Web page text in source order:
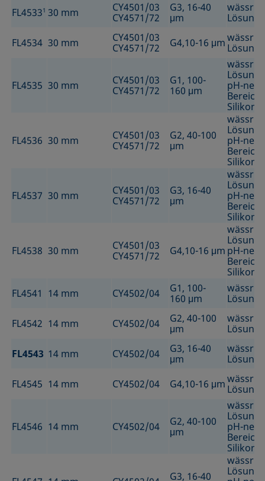
FL45331 30 mm
CY4501/03
CY4571/72
G3, 16-40
μm
FL4534 30 mm
CY4501/03
CY4571/72
G4,10-16 μm
FL4535 30 mm
CY4501/03
CY4571/72
G1, 100-
160 μm
pH-
Bereich
Silikonöl
FL4536 30 mm
CY4501/03
CY4571/72
G2, 40-100
μm
pH-
Bereich
Silikonöl
FL4537 30 mm
CY4501/03
CY4571/72
G3, 16-40
μm
pH-
Bereich
Silikonöl
FL4538 30 mm
CY4501/03
CY4571/72
G4,10-16 μm pH-
Bereich
Silikonöl
FL4541 14 mm CY4502/04
G1, 100-
160 μm
FL4542 14 mm CY4502/04
G2, 40-100
μm
FL4543 14 mm CY4502/04
G3, 16-40
μm
FL4545 14 mm CY4502/04 G4,10-16 μm
FL4546 14 mm CY4502/04
G2, 40-100
μm
pH-
Bereich
Silikonöl
G3, 16-40